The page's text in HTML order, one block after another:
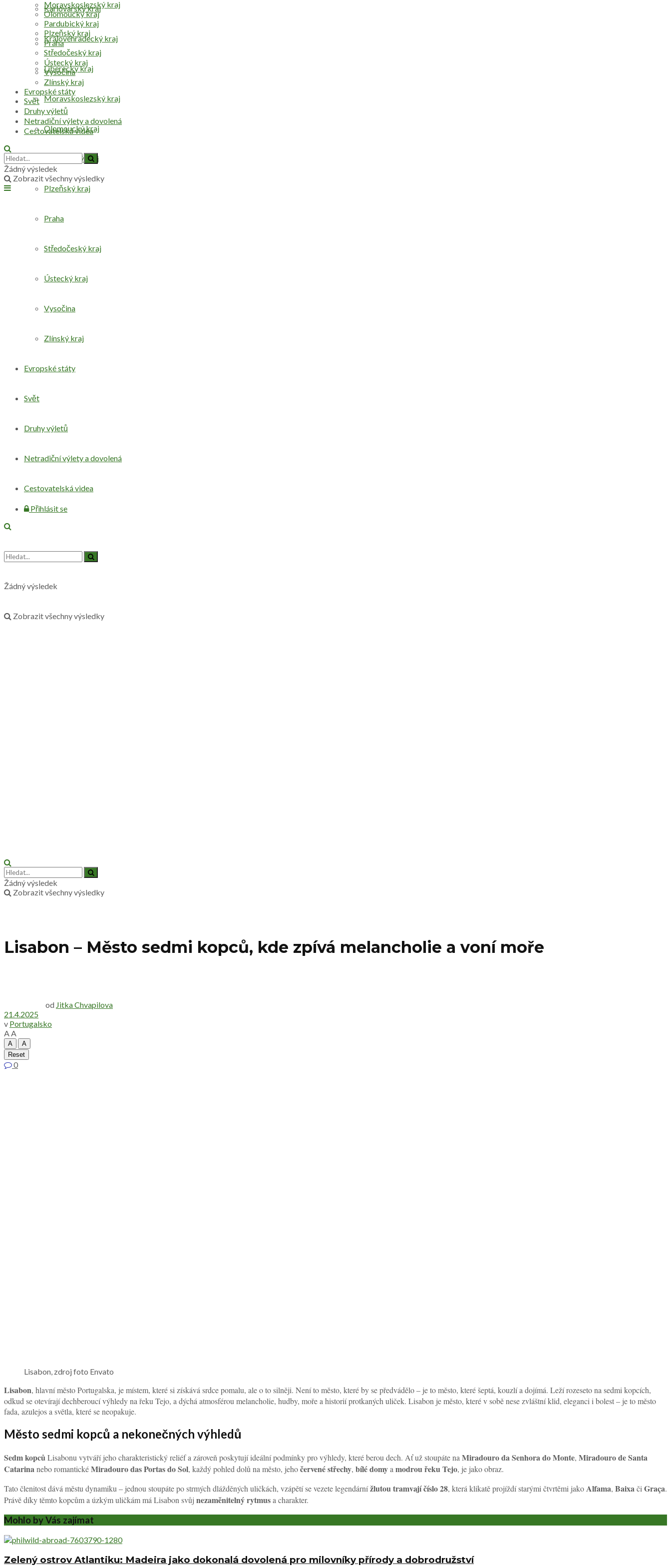
Přihlásit se
Karlovarský kraj
Královéhradecký kraj
Liberecký kraj
Moravskoslezský kraj
Olomoucký kraj
Pardubický kraj
Plzeňský kraj
Praha
Středočeský kraj
Ústecký kraj
Vysočina
Zlínský kraj
Evropské státy
Svět
Druhy výletů
Netradiční výlety a dovolená
Cestovatelská videa
Žádný výsledek
Zobrazit všechny výsledky
Moravskoslezský kraj
Olomoucký kraj
Pardubický kraj
Plzeňský kraj
Praha
Středočeský kraj
Ústecký kraj
Vysočina
Zlínský kraj
Evropské státy
Svět
Druhy výletů
Netradiční výlety a dovolená
Cestovatelská videa
Žádný výsledek
Zobrazit všechny výsledky
Žádný výsledek
Zobrazit všechny výsledky
Lisabon – Město sedmi kopců, kde zpívá melancholie a voní moře
od Jitka Chvapilova
21.4.2025
v Portugalsko
AA
A
A
Reset
0
Lisabon, zdroj foto Envato
Lisabon, hlavní město Portugalska, je místem, které si získává srdce pomalu, ale o to silněji. Není to město, které by se předvádělo – je to město, které šeptá, kouzlí a dojímá. Leží rozeseto na sedmi kopcích,
odkud se otevírají dechberoucí výhledy na řeku Tejo, a dýchá atmosférou melancholie, hudby, moře a historií protkaných uliček. Lisabon je město, které v sobě nese zvláštní klid, eleganci i bolest – je to město
fada, azulejos a světla, které se neopakuje.
Město sedmi kopců a nekonečných výhledů
Sedm kopcůLisabonu vytváří jeho charakteristický reliéf a zároveň poskytují ideální podmínky pro výhledy, které berou dech. Ať už stoupáte na Miradouro da Senhora do Monte, Miradouro de Santa
Catarinanebo romantickéMiradouro das Portas do Sol, každý pohled dolů na město, jehočervené střechy, bílé domya modrou řeku Tejo, je jako obraz.
Tato členitost dává městu dynamiku – jednou stoupáte po strmých dlážděných uličkách, vzápětí se vezete legendárnížlutou tramvají číslo 28, která klikatě projíždí starými čtvrtěmi jakoAlfama, Baixači Graça.
Právě díky těmto kopcům a úzkým uličkám má Lisabon svůj nezaměnitelný rytmusa charakter.
Mohlo by Vás zajímat
Zelený ostrov Atlantiku: Madeira jako dokonalá dovolená pro milovníky přírody a dobrodružství